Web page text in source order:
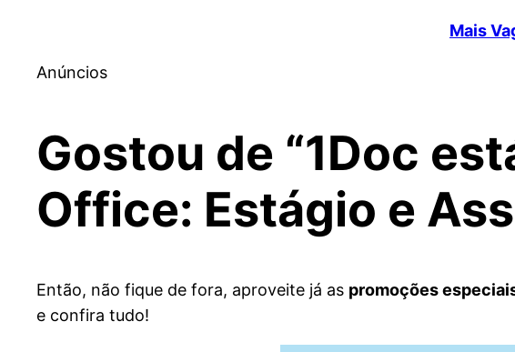
Mais
Anúncios
Gostou de “1Doc
Office: Estágio e
Então, não fique de fora, aproveite já as promoções
e confira tudo!